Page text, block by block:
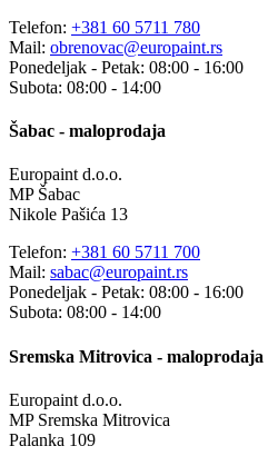
Telefon: +381 60 5711 780
Mail: obrenovac@europaint.rs
Ponedeljak - Petak: 08:00 - 16:00
Subota: 08:00 - 14:00
Šabac - maloprodaja
Europaint d.o.o.
MP Šabac
Nikole Pašića 13
Telefon: +381 60 5711 700
Mail: sabac@europaint.rs
Ponedeljak - Petak: 08:00 - 16:00
Subota: 08:00 - 14:00
Sremska Mitrovica - maloprodaja
Europaint d.o.o.
MP Sremska Mitrovica
Palanka 109